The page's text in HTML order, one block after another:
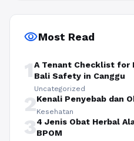
visibilityMost Read
1A Tenant Checklist for
Bali Safety in Canggu
Uncategorized
2Kenali Penyebab dan
Kesehatan
34 Jenis Obat Herbal
BPOM